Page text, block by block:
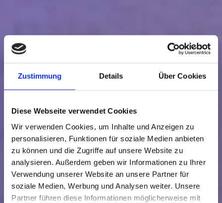
Zustimmung Details Über Cookies
Diese Webseite verwendet Cookies
Wir verwenden Cookies, um Inhalte und Anzeigen zu
personalisieren, Funktionen für soziale Medien anbieten
zu können und die Zugriffe auf unsere Website zu
analysieren. Außerdem geben wir Informationen zu Ihrer
Verwendung unserer Website an unsere Partner für
soziale Medien, Werbung und Analysen weiter. Unsere
Partner führen diese Informationen möglicherweise mit
Developing effective